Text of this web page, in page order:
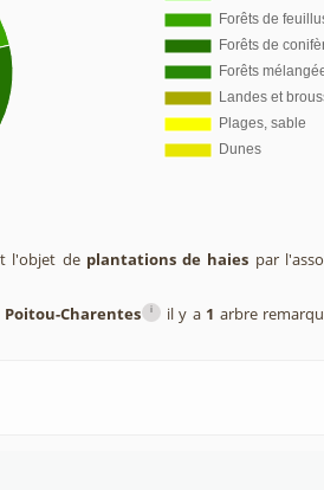
l'objet de plantations de haies par
Charentes i il y a 1 arbre